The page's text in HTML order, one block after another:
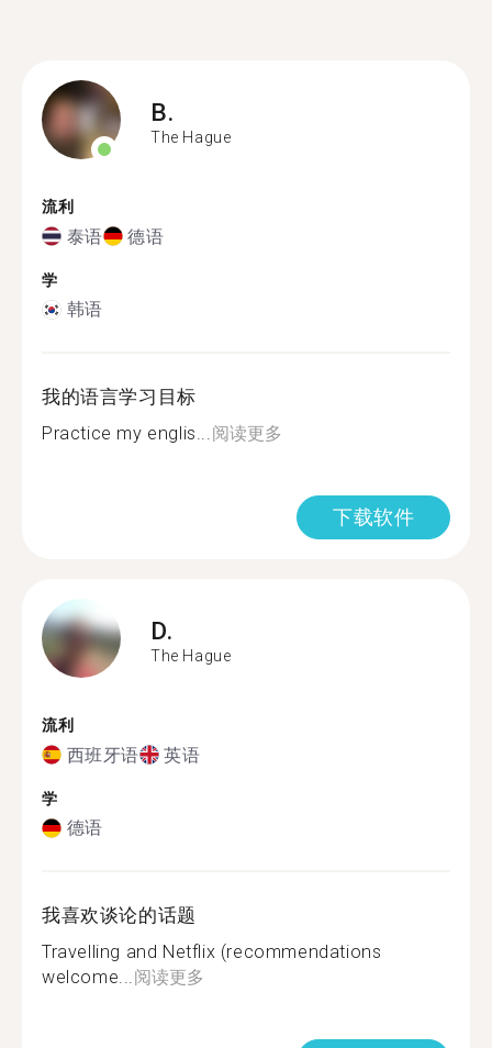
B.
The Hague
流利
泰语 德语
学
韩语
我的语言学习目标
Practice my englis...阅读更多
下载软件
D.
The Hague
流利
西班牙语 英语
学
德语
我喜欢谈论的话题
Travelling and Netflix (recommendations
welcome...阅读更多